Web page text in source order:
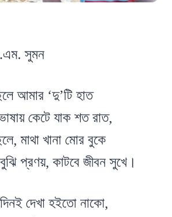
সুমন
আমার ‘দু’টি হাত
কেটে যাক শত রাত,
মাথা খানা মোর বুকে
প্রণয়, কাটবে জীবন সুখে।
দেখা হইতো নাকো,